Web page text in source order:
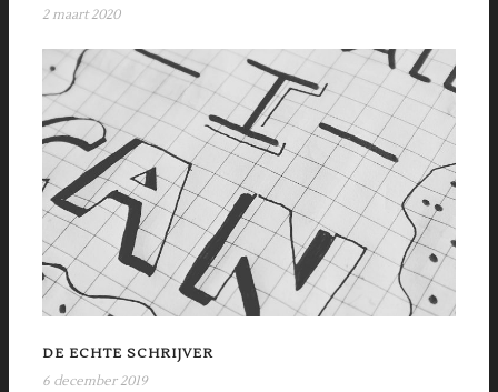
2 maart 2020
DE ECHTE SCHRIJVER
6 december 2019